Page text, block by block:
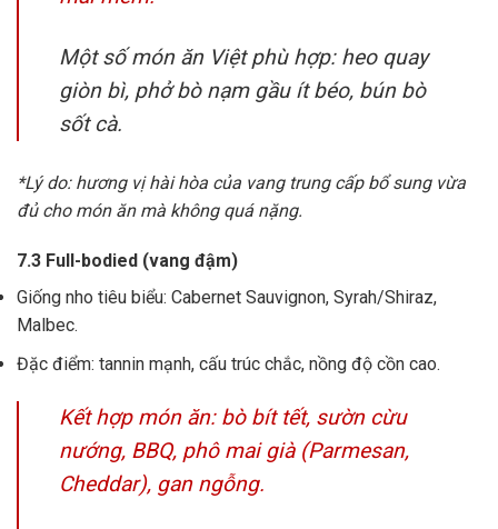
Một số món ăn Việt phù hợp: heo quay
giòn bì, phở bò nạm gầu ít béo, bún bò
sốt cà.
*Lý do: hương vị hài hòa của vang trung cấp bổ sung vừa
đủ cho món ăn mà không quá nặng.
7.3 Full-bodied (vang đậm)
Giống nho tiêu biểu: Cabernet Sauvignon, Syrah/Shiraz,
Malbec.
Đặc điểm: tannin mạnh, cấu trúc chắc, nồng độ cồn cao.
Kết hợp món ăn: bò bít tết, sườn cừu
nướng, BBQ, phô mai già (Parmesan,
Cheddar), gan ngỗng.